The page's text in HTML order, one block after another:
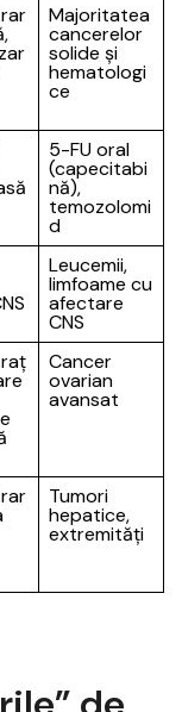
Majoritatea
cancerelor
solide și
hematologi
ce
5-FU oral
(capecitabi
nă),
temozolomi
d
Leucemii,
limfoame cu
afectare
CNS
Cancer
ovarian
avansat
Tumori
hepatice,
extremități